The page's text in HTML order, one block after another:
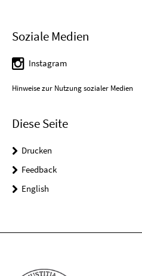
Soziale Medien
Instagram
Hinweise zur Nutzung sozialer Medien
Diese Seite
Drucken
Feedback
English